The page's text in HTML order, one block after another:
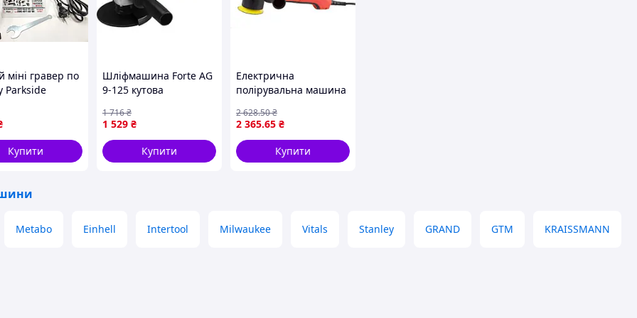
міні гравер по
Parkside
Машинка для
Готово до
Купити
Шліфмашина Forte AG
9-125 кутова
1 529 ₴
1 716₴
Купити
Електрична
полірувальна машина
2 365.65 ₴
2 628.50₴
Купити
Metabo Einhell Intertool Milwaukee Vitals Stanley GRAND GTM KRAISSMANN